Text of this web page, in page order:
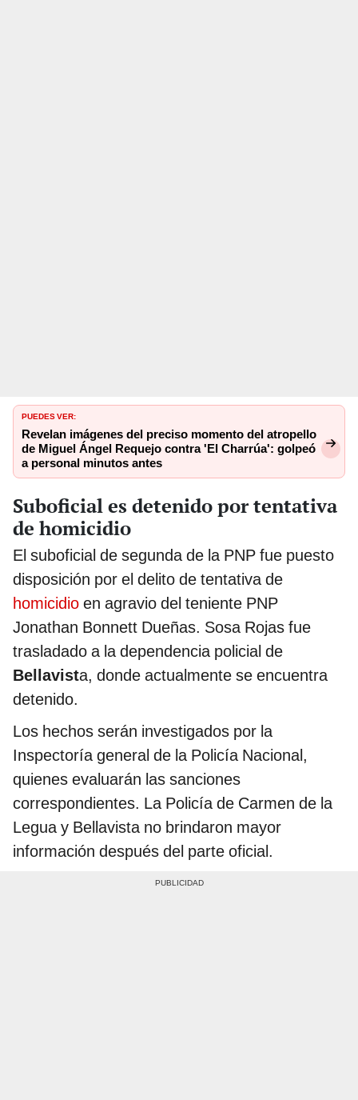
PUEDES VER:
Revelan imágenes del preciso momento del atropello
de Miguel Ángel Requejo contra 'El Charrúa': golpeó
a personal minutos antes
Suboficial es detenido por tentativa
de homicidio
El suboficial de segunda de la PNP fue puesto
disposición por el delito de tentativa de
homicidio en agravio del teniente PNP
Jonathan Bonnett Dueñas. Sosa Rojas fue
trasladado a la dependencia policial de
Bellavista, donde actualmente se encuentra
detenido.
Los hechos serán investigados por la
Inspectoría general de la Policía Nacional,
quienes evaluarán las sanciones
correspondientes. La Policía de Carmen de la
Legua y Bellavista no brindaron mayor
información después del parte oficial.